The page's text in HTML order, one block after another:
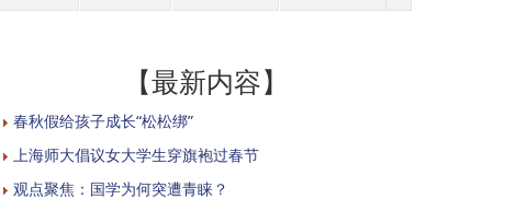
【最新内容】
春秋假给孩子成长“松松绑”
上海师大倡议女大学生穿旗袍过春节
观点聚焦：国学为何突遭青睐？